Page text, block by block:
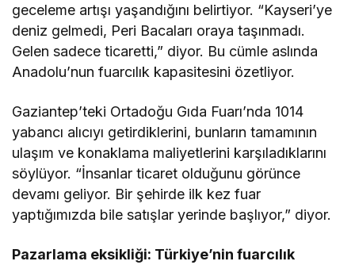
geceleme artışı yaşandığını belirtiyor. “Kayseri’ye
deniz gelmedi, Peri Bacaları oraya taşınmadı.
Gelen sadece ticaretti,” diyor. Bu cümle aslında
Anadolu’nun fuarcılık kapasitesini özetliyor.
Gaziantep’teki Ortadoğu Gıda Fuarı’nda 1014
yabancı alıcıyı getirdiklerini, bunların tamamının
ulaşım ve konaklama maliyetlerini karşıladıklarını
söylüyor. “İnsanlar ticaret olduğunu görünce
devamı geliyor. Bir şehirde ilk kez fuar
yaptığımızda bile satışlar yerinde başlıyor,” diyor.
Pazarlama eksikliği: Türkiye’nin fuarcılık